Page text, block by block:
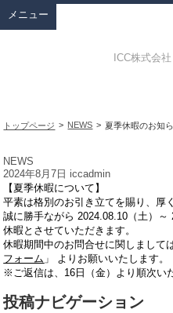
メニュー
ICC株式会
トップページ > NEWS > 夏季休暇のお知
NEWS
2024年8月7日 iccadmin
【夏季休暇について】
平素は格別のお引き立てを賜り、厚
誠に勝手ながら 2024.08.10（土）
休暇とさせていただきます。
休暇期間中のお問合せに関しまして
フォーム 」 よりお願いいたします。
※ご返信は、16日（金）より順次い
投稿ナビゲーション